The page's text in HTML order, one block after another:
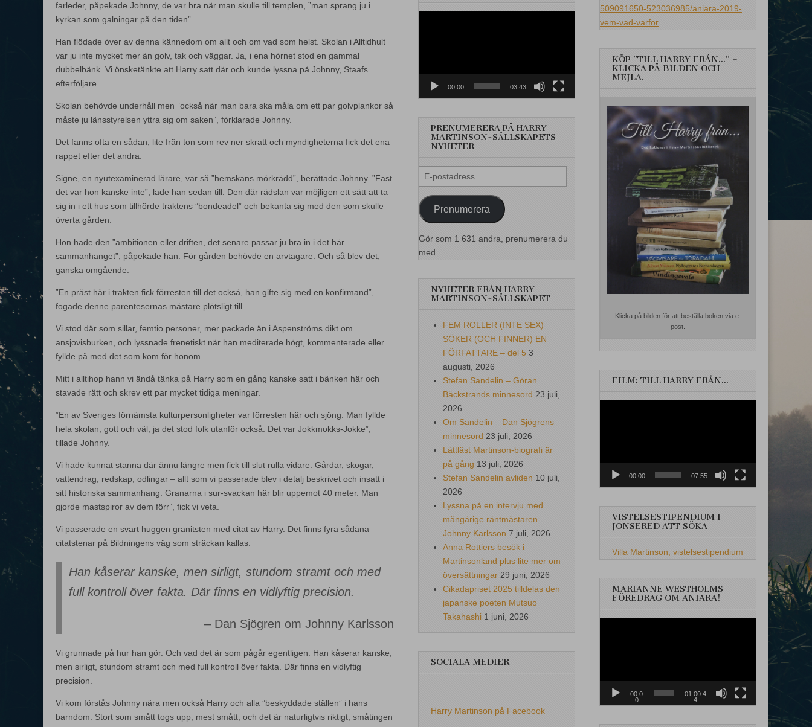
farleder, påpekade Johnny, de var bra när man skulle till templen, ”man sprang ju i
kyrkan som galningar på den tiden”.
Han flödade över av denna kännedom om allt och om vad som helst. Skolan i Alltidhult
var ju inte mycket mer än golv, tak och väggar. Ja, i ena hörnet stod en gammal
dubbelbänk. Vi önsketänkte att Harry satt där och kunde lyssna på Johnny, Staafs
efterföljare.
Skolan behövde underhåll men ”också när man bara ska måla om ett par golvplankor så
måste ju länsstyrelsen yttra sig om saken”, förklarade Johnny.
Det fanns ofta en sådan, lite frän ton som rev ner skratt och myndigheterna fick det ena
rappet efter det andra.
Signe, en nyutexaminerad lärare, var så ”hemskans mörkrädd”, berättade Johnny. ”Fast
det var hon kanske inte”, lade han sedan till. Den där rädslan var möjligen ett sätt att ta
sig in i ett hus som tillhörde traktens ”bondeadel” och bekanta sig med den som skulle
överta gården.
Hon hade den ”ambitionen eller driften, det senare passar ju bra in i det här
sammanhanget”, påpekade han. För gården behövde en arvtagare. Och så blev det,
ganska omgående.
”En präst här i trakten fick förresten till det också, han gifte sig med en konfirmand”,
fogade denne parentesernas mästare plötsligt till.
Vi stod där som sillar, femtio personer, mer packade än i Aspenströms dikt om
ansjovisburken, och lyssnade frenetiskt när han mediterade högt, kommenterade eller
fyllde på med det som kom för honom.
Mitt i alltihop hann vi ändå tänka på Harry som en gång kanske satt i bänken här och
stavade rätt och skrev ett par mycket tidiga meningar.
”En av Sveriges förnämsta kulturpersonligheter var förresten här och sjöng. Man fyllde
hela skolan, gott och väl, ja det stod folk utanför också. Det var Jokkmokks-Jokke”,
tillade Johnny.
Vi hade kunnat stanna där ännu längre men fick till slut rulla vidare. Gårdar, skogar,
vattendrag, redskap, odlingar – allt som vi passerade blev i detalj beskrivet och insatt i
sitt historiska sammanhang. Granarna i sur-svackan här blir uppemot 40 meter. Man
gjorde mastspiror av dem förr”, fick vi veta.
Vi passerade en svart huggen granitsten med citat av Harry. Det finns fyra sådana
citatstenar på Bildningens väg som sträckan kallas.
Han kåserar kanske, men sirligt, stundom stramt och med
full kontroll över fakta. Där finns en vidlyftig precision.
Dan Sjögren om Johnny Karlsson
Vi grunnade på hur han gör. Och vad det är som pågår egentligen. Han kåserar kanske,
men sirligt, stundom stramt och med full kontroll över fakta. Där finns en vidlyftig
precision.
Vi kom förstås Johnny nära men också Harry och alla ”beskyddade ställen” i hans
barndom. Stort som smått togs upp, mest smått, och det är naturligtvis riktigt, småtingen
00:00 03:43
PRENUMERERA PÅ HARRY
MARTINSON-SÄLLSKAPETS
NYHETER
E-
postadress
Prenumerera
Gör som 1 631 andra, prenumerera du
med.
NYHETER FRÅN HARRY
MARTINSON-SÄLLSKAPET
FEM ROLLER (INTE SEX)
SÖKER (OCH FINNER) EN
FÖRFATTARE – del 5 3
augusti, 2026
Stefan Sandelin – Göran
Bäckstrands minnesord 23 juli,
2026
Om Sandelin – Dan Sjögrens
minnesord 23 juli, 2026
Lättläst Martinson-biografi är
på gång 13 juli, 2026
Stefan Sandelin avliden 10 juli,
2026
Lyssna på en intervju med
mångårige räntmästaren
Johnny Karlsson 7 juli, 2026
Anna Rottiers besök i
Martinsonland plus lite mer om
översättningar 29 juni, 2026
Cikadapriset 2025 tilldelas den
japanske poeten Mutsuo
Takahashi 1 juni, 2026
SOCIALA MEDIER
Harry Martinson på Facebook
509091650-523036985/aniara-2019-
vem-vad-varfor
KÖP ”TILL HARRY FRÅN…” –
KLICKA PÅ BILDEN OCH
MEJLA.
Klicka på bilden för att beställa boken via e-
post.
FILM: TILL HARRY FRÅN…
00:00 07:55
VISTELSESTIPENDIUM I
JONSERED ATT SÖKA
Villa Martinson, vistelsestipendium
MARIANNE WESTHOLMS
FÖREDRAG OM ANIARA!
00:0
0
01:00:4
4